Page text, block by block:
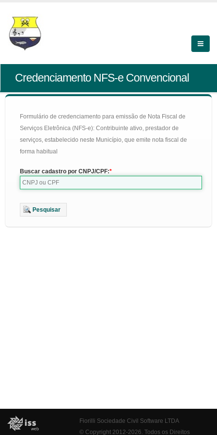
Credenciamento NFS-e Convencional
Formulário de credenciamento para emissão de Nota Fiscal de
Serviços Eletrônica (NFS-e): Contribuinte ativo, prestador de
serviços, estabelecido neste Município, que emite nota fiscal de
forma habitual
Buscar cadastro por CNPJ/CPF:
Pesquisar
Fiorilli Sociedade Civil Software LTDA
© Copyright 2012-2026. Todos os Direitos